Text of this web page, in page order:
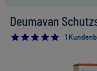
Deumavan
5.01